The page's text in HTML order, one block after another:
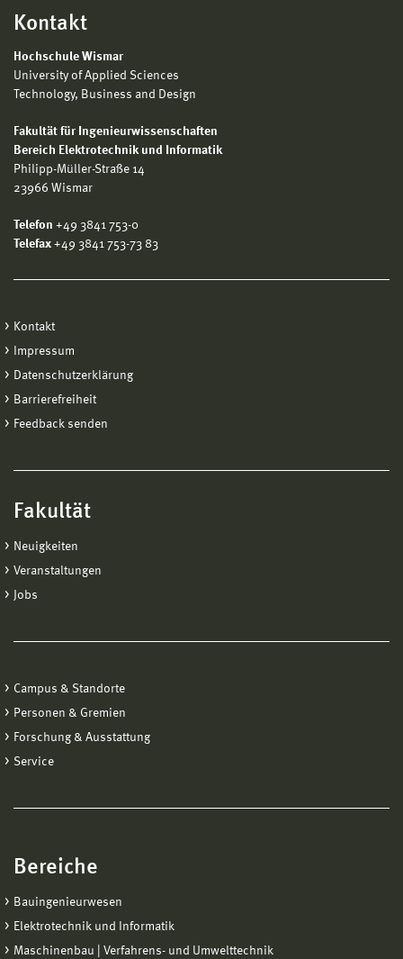
Kontakt
Hochschule Wismar
University of Applied Sciences
Technology, Business and Design
Fakultät für Ingenieurwissenschaften
Bereich Elektrotechnik und Informatik
Philipp-Müller-Straße 14
23966 Wismar
Telefon +49 3841 753-0
Telefax +49 3841 753-73 83
Kontakt
Impressum
Datenschutzerklärung
Barrierefreiheit
Feedback senden
Fakultät
Neuigkeiten
Veranstaltungen
Jobs
Campus & Standorte
Personen & Gremien
Forschung & Ausstattung
Service
Bereiche
Bauingenieurwesen
Elektrotechnik und Informatik
Maschinenbau | Verfahrens- und Umwelttechnik